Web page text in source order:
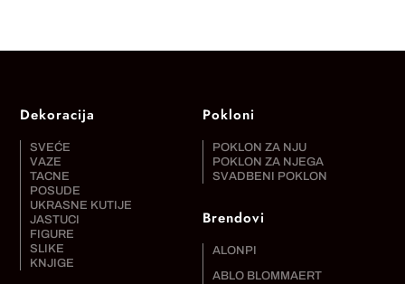
Dekoracija
SVEĆE
VAZE
TACNE
POSUDE
UKRASNE KUTIJE
JASTUCI
FIGURE
SLIKE
KNJIGE
Pokloni
POKLON ZA NJU
POKLON ZA NJEGA
SVADBENI POKLON
Brendovi
ALONPI
ABLO BLOMMAERT